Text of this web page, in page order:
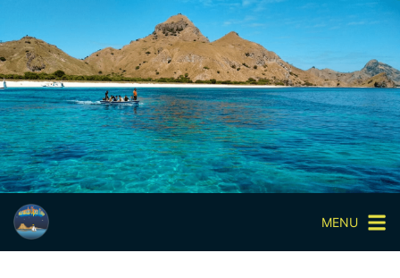
content
Paket
Wisata
Sharing
Trip
Komodo
Paket
Wisata
Open
MENU